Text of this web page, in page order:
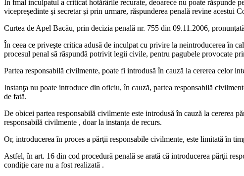
În fmal inculpatul a criticat hotărârile recurate, deoarece nu poate răspunde
vicepreşedinte şi secretar şi prin urmare, răspunderea penală revine acestui
Curtea de Apel Bacău, prin decizia penală nr. 755 din 09.11.2006,
În ceea ce priveşte critica adusă de inculpat cu privire la neintroducerea în
procesul penal să răspundă potrivit legii civile, pentru pagubele provocate
Partea responsabilă civilmente, poate fi introdusă în cauză la cererea celor
Instanţa nu poate introduce din oficiu, în cauză, partea responsabilă
de fată.
De obicei partea responsabilă civilmente este introdusă în cauză la cererea
responsabilă civilmente , doar la instanţa de recurs.
Or, introducerea în proces a părţii responsabile civilmente, este limitată în
Astfel, în art. 16 din cod procedură penală se arată că introducerea părţii
condiţie care nu a fost realizată .